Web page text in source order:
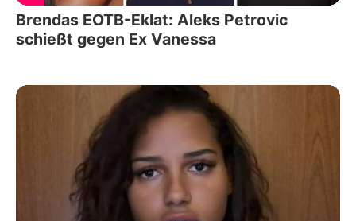
Brendas EOTB-Eklat: Aleks Petrovic
schießt gegen Ex Vanessa